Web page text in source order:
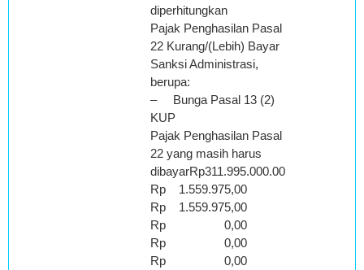
diperhitungkan
Pajak Penghasilan Pasal
22 Kurang/(Lebih) Bayar
Sanksi Administrasi,
berupa:
– Bunga Pasal 13 (2)
KUP
Pajak Penghasilan Pasal
22 yang masih harus
dibayarRp311.995.000.00
Rp 1.559.975,00
Rp 1.559.975,00
Rp 0,00
Rp 0,00
Rp 0,00